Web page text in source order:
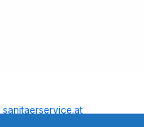
sanitaerservice.at